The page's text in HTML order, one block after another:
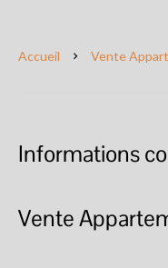
Accueil Vente
Informations
Vente